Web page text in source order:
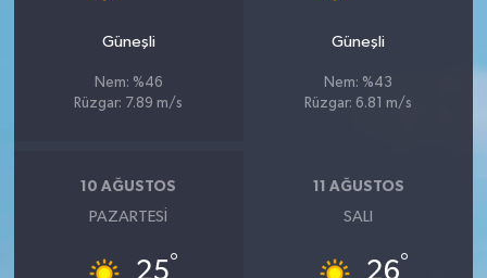
Güneşli
Nem: %46
Rüzgar: 7.89 m/s
Güneşli
Nem: %43
Rüzgar: 6.81 m/s
10 AĞUSTOS
PAZARTESI
25°
11 AĞUSTOS
SALI
26°